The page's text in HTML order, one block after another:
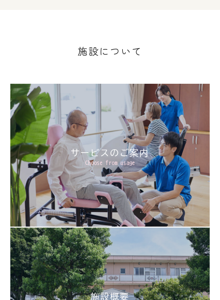
施設について
サービスのご案内
Choose from usage
施設概要